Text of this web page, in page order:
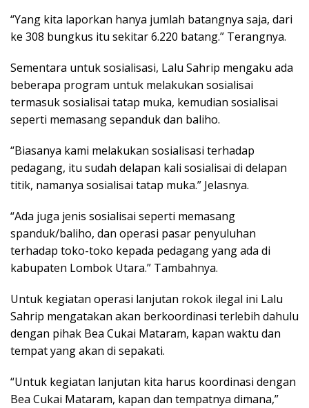
“Yang kita laporkan hanya jumlah batangnya saja, dari
ke 308 bungkus itu sekitar 6.220 batang.” Terangnya.
Sementara untuk sosialisasi, Lalu Sahrip mengaku ada
beberapa program untuk melakukan sosialisai
termasuk sosialisai tatap muka, kemudian sosialisai
seperti memasang sepanduk dan baliho.
“Biasanya kami melakukan sosialisasi terhadap
pedagang, itu sudah delapan kali sosialisai di delapan
titik, namanya sosialisai tatap muka.” Jelasnya.
“Ada juga jenis sosialisai seperti memasang
spanduk/baliho, dan operasi pasar penyuluhan
terhadap toko-toko kepada pedagang yang ada di
kabupaten Lombok Utara.” Tambahnya.
Untuk kegiatan operasi lanjutan rokok ilegal ini Lalu
Sahrip mengatakan akan berkoordinasi terlebih dahulu
dengan pihak Bea Cukai Mataram, kapan waktu dan
tempat yang akan di sepakati.
“Untuk kegiatan lanjutan kita harus koordinasi dengan
Bea Cukai Mataram, kapan dan tempatnya dimana,”